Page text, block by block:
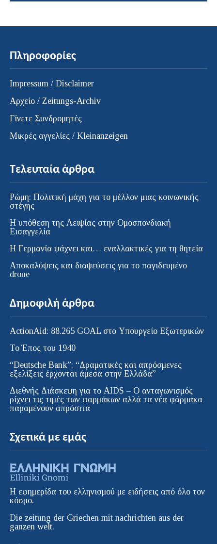
Πληροφορίες
Impressum / Disclaimer
Αρχείο / Zeitungs-Archiv
Γίνετε Συνδρομητές
Μικρές αγγελίες / Kleinanzeigen
Τελευταία άρθρα
Ρώμη: Πολιτική μάχη για το μέλλον μιας κοινωνικής
στέγης
Η υπόθεση της Λειψίας στην Ομοσπονδιακή
Εισαγγελία
H Γερμανία ψάχνει και… εναλλακτικές για τη θητεία
Αποκαλύψεις και διαψεύσεις για το παγιδευμένο
drone
Δημοφιλή άρθρα
ActionAid: 88.265 GOAL στο Υπουργείο Εξωτερικών
Το Έπος του 1940
“Deutsche Bank”: “Δραματικές και απρόσμενες
εξελίξεις έρχονται άμεσα στην Ελλάδα”
Διεθνής Διάσκεψη για το AIDS – Ο ανταγωνισμός
ρίχνει τις τιμές των φαρμάκων αλλά τα νέα φάρμακα
παραμένουν απρόσιτα
Σχετικά με εμάς
Η εφημερίδα του ελληνισμού με ειδήσεις από όλο τον
κόσμο.
Die zeitung der Griechen mit nachrichten aus der
ganzen welt.